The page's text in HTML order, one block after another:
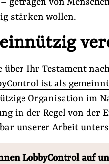
#Lobbyregister
getragen von
stärken wollen.
über Ihr Testament
ist als
Organisation im
in der Regel von der
unserer Arbeit
LobbyControl auf